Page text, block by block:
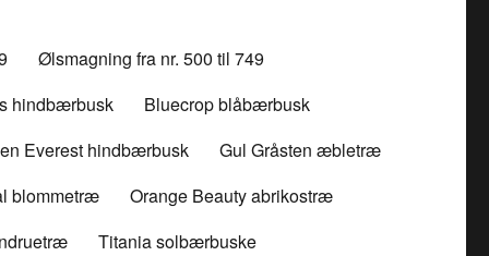
Ølsmagning fra nr. 500 til 749
hindbærbusk
Bluecrop blåbærbusk
Everest hindbærbusk
Gul Gråsten æbletræ
blommetræ
Orange Beauty abrikostræ
Titania solbærbuske